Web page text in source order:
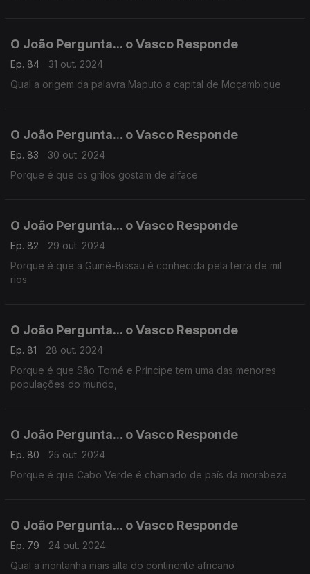
O João Pergunta... o Vasco Responde
Ep. 84
31 out. 2024
Qual a origem da palavra Maputo a capital de Moçambique
O João Pergunta... o Vasco Responde
Ep. 83
30 out. 2024
Porque é que os grilos gostam de alface
O João Pergunta... o Vasco Responde
Ep. 82
29 out. 2024
Porque é que a Guiné-Bissau é conhecida pela terra de mil
rios
O João Pergunta... o Vasco Responde
Ep. 81
28 out. 2024
Porque é que São Tomé e Príncipe tem uma das menores
populações do mundo,
O João Pergunta... o Vasco Responde
Ep. 80
25 out. 2024
Porque é que Cabo Verde é chamado de país da morabeza
O João Pergunta... o Vasco Responde
Ep. 79
24 out. 2024
Qual a montanha mais alta do continente africano